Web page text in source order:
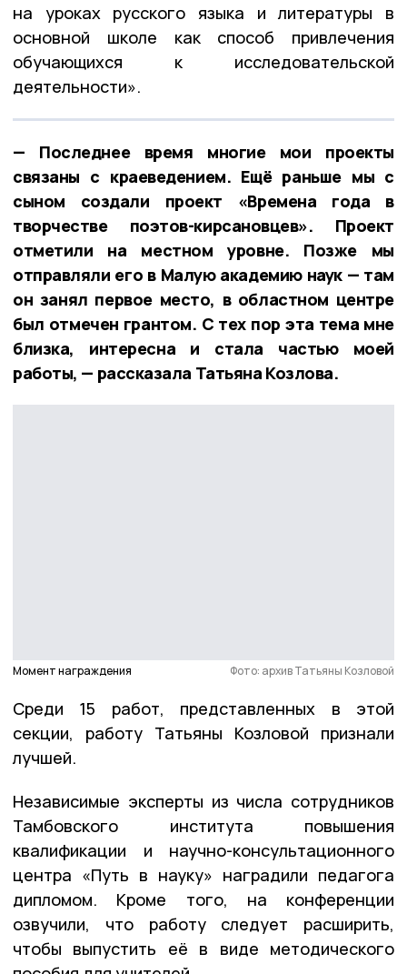
на уроках русского языка и литературы в
основной школе как способ привлечения
обучающихся к исследовательской
деятельности».
— Последнее время многие мои проекты
связаны с краеведением. Ещё раньше мы с
сыном создали проект «Времена года в
творчестве поэтов-кирсановцев». Проект
отметили на местном уровне. Позже мы
отправляли его в Малую академию наук — там
он занял первое место, в областном центре
был отмечен грантом. С тех пор эта тема мне
близка, интересна и стала частью моей
работы, — рассказала Татьяна Козлова.
Момент награждения Фото: архив Татьяны Козловой
Среди 15 работ, представленных в этой
секции, работу Татьяны Козловой признали
лучшей.
Независимые эксперты из числа сотрудников
Тамбовского института повышения
квалификации и научно-консультационного
центра «Путь в науку» наградили педагога
дипломом. Кроме того, на конференции
озвучили, что работу следует расширить,
чтобы выпустить её в виде методического